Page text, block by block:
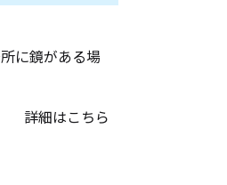
に鏡がある場
詳細はこちら